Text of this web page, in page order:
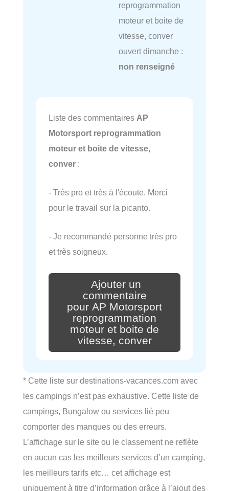
reprogrammation
moteur et boite de
vitesse, conver
ouvert dimanche :
non renseigné
Liste des commentaires AP
Motorsport reprogrammation
moteur et boite de vitesse,
conver :
- Très pro et très à l'écoute. Merci
pour le travail sur la picanto.
- Je recommandé personne très pro
et très soigneux.
Ajouter un
commentaire
pour AP Motorsport
reprogrammation
moteur et boite de
vitesse, conver
* Cette liste sur destinations-vacances.com avec
les campings n’est pas exhaustive. Cette liste de
campings, Bungalow ou services lié peu
comporter des manques ou des erreurs.
L’affichage sur le site ou le classement ne reflète
en aucun cas les meilleurs services d’un camping,
les meilleurs tarifs etc… cet affichage est
uniquement à titre d’information grâce à l’ajout des